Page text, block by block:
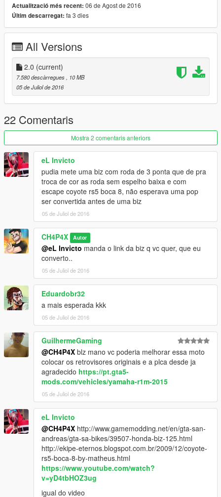
Location of the bike:
update\x64\dlcpacks\mpheist\dlc.rpf\x64\levels\gta5\vehicles\m
IF YOU ARE RECORDING VIDEO, DON'T FORGET TO LEAVE
THE CREDITS ON DESCRIPTION THANK YOU..
(OS INVEJOSOS FICA PUTO)
Actualització més recent: 06 de Agost de 2016
Últim descarregat: fa 3 dies
All Versions
2.0 (current)
7.580 descàrregues, 10 MB
05 de Juliol de 2016
22 Comentaris
Mostra 2 comentaris anteriors
eL Invicto
pudia mete uma biz com roda de 3 ponta que de pra
troca de cor as roda sem espelho baixa e com
escape coyote rs5 boca 8, não esperava uma pop
ser convertida antes de uma biz
05 de Juliol de 2016
CH4P4X Autor
@eL Invicto manda o link da biz q vc quer, que eu
converto..
05 de Juliol de 2016
Eduardobr32
a mais esperada kkk
05 de Juliol de 2016
GuilhermeGaming
@CH4P4X blz mano vc poderia melhorar essa moto
colocar os retrovisores originais e a plca desde ja
agradecido https://pt.gta5-
mods.com/vehicles/yamaha-r1m-2015
05 de Juliol de 2016
eL Invicto
@CH4P4X http://www.gamemodding.net/en/gta-san-
andreas/gta-sa-bikes/39507-honda-biz-125.html
http://ekipe-eternos.blogspot.com.br/2009/12/coyote-
rs5-boca-8-by-matheus.html
https://www.youtube.com/watch?
v=yD4tbHOZ3ug
igual do video